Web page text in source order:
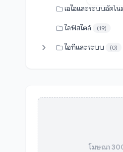
เอไอและระบบอัตโน
ไลฟ์สไตล์ (19)
ไอทีและระบบ (0)
โฆษณา